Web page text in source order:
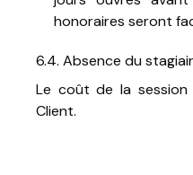
honoraires seront
6.4. Absence du
Le coût de la
Client.